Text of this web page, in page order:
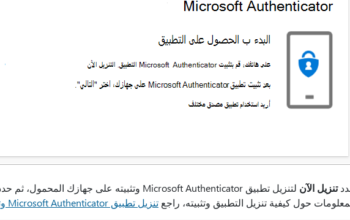
تنزيل الآن لتنزيل تطبيق Microsoft Authenticator وتثبيته على جهازك المحمول، ثم حدد
حول كيفية تنزيل التطبيق وتثبيته، راجع تنزيل تطبيق Microsoft Authenticator وتثبيته